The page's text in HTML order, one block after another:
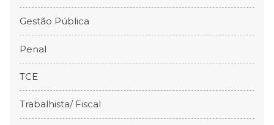
Gestão Pública
Penal
TCE
Trabalhista/ Fiscal